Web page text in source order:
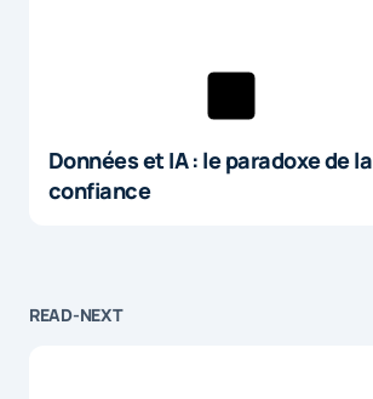
Données et IA : le paradoxe de la
confiance
READ-NEXT